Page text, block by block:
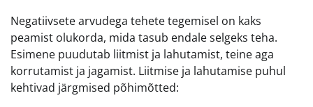
Negatiivsete arvudega tehete tegemisel on kaks
peamist olukorda, mida tasub endale selgeks teha.
Esimene puudutab liitmist ja lahutamist, teine aga
korrutamist ja jagamist. Liitmise ja lahutamise puhul
kehtivad järgmised põhimõtted: